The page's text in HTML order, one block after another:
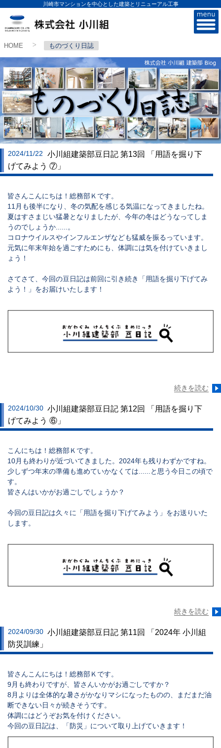
川崎市マンションを中心とした建築とリニューアル工事
HOME ものづくり日誌
2024/11/22
小川組建築部豆日記 第13回 「用語を掘り下
げてみよう ⑦」
皆さんこんにちは！総務部Ｋです。
11月も後半になり、冬の気配を感じる気温になってきましたね。
夏はすさまじい猛暑となりましたが、今年の冬はどうなってしま
うのでしょうか......。
コロナウイルスやインフルエンザなども猛威を振るっています。
元気に年末年始を過ごすためにも、体調には気を付けていきまし
ょう！
さてさて、今回の豆日記は前回に引き続き「用語を掘り下げてみ
よう！」をお届けいたします！
続きを読む
2024/10/30 小川組建築部豆日記 第12回 「用語を掘り下
げてみよう ⑥」
こんにちは！総務部Ｋです。
10月も終わりが近づいてきました。2024年も残りわずかですね。
少しずつ年末の準備も進めていかなくては......と思う今日この頃で
す。
皆さんはいかがお過ごしでしょうか？
今回の豆日記は久々に「 用語を掘り下げてみよう 」をお送りいた
します。
続きを読む
2024/09/30 小川組建築部豆日記 第11回 「2024年 小川組
防災訓練」
皆さんこんにちは！ 総務部Ｋ です。
9月も終わりですが、皆さんいかがお過ごしですか？
8月よりは全体的な暑さがかなりマシになったものの、まだまだ油
断できない日々が続きそうです。
体調にはどうぞお気を付けください。
今回の豆日記は、「防災」について取り上げていきます！